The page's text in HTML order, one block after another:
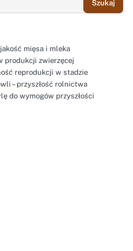
Szukaj
mięsa i mleka
produkcji zwierzęcej
reprodukcji w stadzie
– przyszłość rolnictwa
do wymogów przyszłości